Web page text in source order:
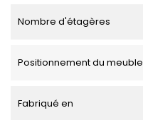
Nombre d'étagères
Positionnement du meuble
Fabriqué en